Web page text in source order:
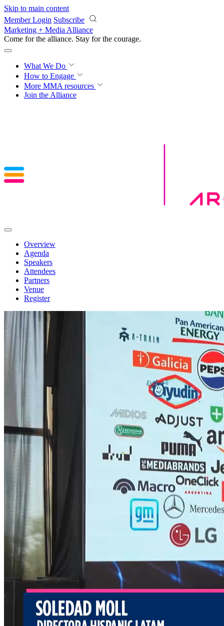
Skip to main content
Member Login Subscribe
Marketing + Media Alliance
Come for the alliance. Stay for the courage.
What We Do
How to Engage
More MMA resources
Join the Alliance
Overview
Agenda
Speakers
Attendees
Partners
Venue
Register